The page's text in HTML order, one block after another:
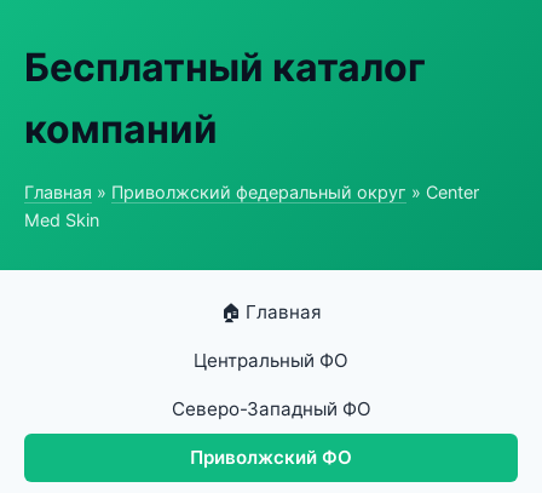
Бесплатный каталог
компаний
Главная » Приволжский федеральный округ » Center
Med Skin
🏠 Главная
Центральный ФО
Северо-Западный ФО
Приволжский ФО